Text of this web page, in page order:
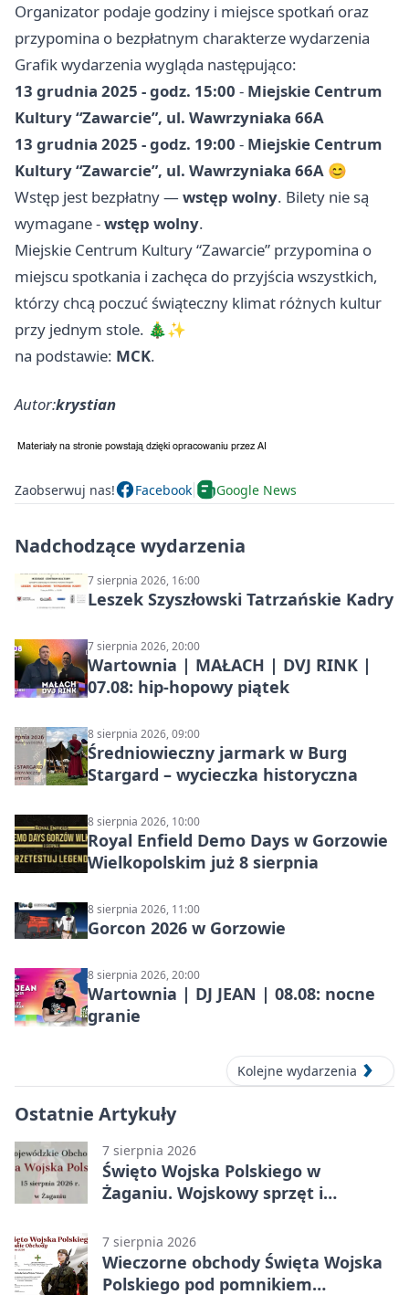
Organizator podaje godziny i miejsce spotkań oraz
przypomina o bezpłatnym charakterze wydarzenia
Grafik wydarzenia wygląda następująco:
13 grudnia 2025 - godz. 15:00 - Miejskie Centrum
Kultury “Zawarcie”, ul. Wawrzyniaka 66A
13 grudnia 2025 - godz. 19:00 - Miejskie Centrum
Kultury “Zawarcie”, ul. Wawrzyniaka 66A 😊
Wstęp jest bezpłatny — wstęp wolny. Bilety nie są
wymagane -wstęp wolny.
Miejskie Centrum Kultury “Zawarcie” przypomina o
miejscu spotkania i zachęca do przyjścia wszystkich,
którzy chcą poczuć świąteczny klimat różnych kultur
przy jednym stole. 🎄✨
na podstawie: MCK.
Autor:krystian
Zaobserwuj nas! Facebook Google News
Nadchodzące wydarzenia
7 sierpnia 2026, 16:00
Leszek Szyszłowski Tatrzańskie Kadry
7 sierpnia 2026, 20:00
Wartownia | MAŁACH | DVJ RINK |
07.08: hip-hopowy piątek
8 sierpnia 2026, 09:00
Średniowieczny jarmark w Burg
Stargard – wycieczka historyczna
8 sierpnia 2026, 10:00
Royal Enfield Demo Days w Gorzowie
Wielkopolskim już 8 sierpnia
8 sierpnia 2026, 11:00
Gorcon 2026 w Gorzowie
8 sierpnia 2026, 20:00
Wartownia | DJ JEAN | 08.08: nocne
granie
Kolejne wydarzenia
Ostatnie Artykuły
7 sierpnia 2026
Święto Wojska Polskiego w
Żaganiu. Wojskowy sprzęt i
7 sierpnia 2026
Wieczorne obchody Święta Wojska
Polskiego pod pomnikiem